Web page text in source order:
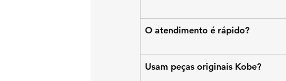
O atendimento é rápido?
Usam peças originais Kobe?